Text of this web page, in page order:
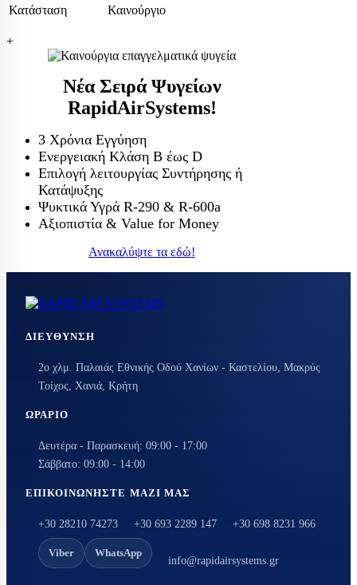
Κατάσταση
Καινούργιο
+
Νέα Σειρά Ψυγείων
RapidAirSystems!
3 Χρόνια Εγγύηση
Ενεργειακή Κλάση Β έως D
Επιλογή λειτουργίας Συντήρησης ή
Κατάψυξης
Ψυκτικά Υγρά R-290 & R-600a
Αξιοπιστία & Value for Money
Ανακαλύψτε τα εδώ!
ΔΙΕΎΘΥΝΣΗ
2ο χλμ. Παλαιάς Εθνικής Οδού Χανίων - Καστελίου, Μακρύς
Τοίχος, Χανιά, Κρήτη
ΩΡΆΡΙΟ
Δευτέρα - Παρασκευή: 09:00 - 17:00
Σάββατο: 09:00 - 14:00
ΕΠΙΚΟΙΝΩΝΉΣΤΕ ΜΑΖΊ ΜΑΣ
+30 28210 74273 +30 693 2289 147 +30 698 8231 966
Viber WhatsApp
info@rapidairsystems.gr